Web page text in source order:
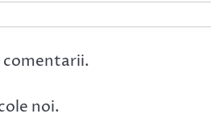
noi.